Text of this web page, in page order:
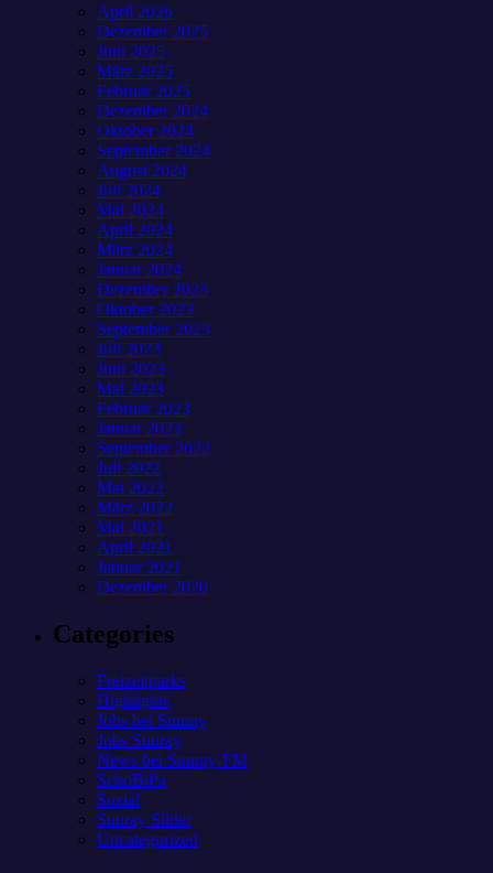
April 2026
Dezember 2025
Juni 2025
März 2025
Februar 2025
Dezember 2024
Oktober 2024
September 2024
August 2024
Juli 2024
Mai 2024
April 2024
März 2024
Januar 2024
Dezember 2023
Oktober 2023
September 2023
Juli 2023
Juni 2023
Mai 2023
Februar 2023
Januar 2023
September 2022
Juli 2022
Mai 2022
März 2022
Mai 2021
April 2021
Januar 2021
Dezember 2020
Categories
Freizeitparks
Highlights
Jobs bei Sunray
Jobs Sunray
News bei Sunray-FM
SchoBiPa
Sozial
Sunray Slider
Uncategorized